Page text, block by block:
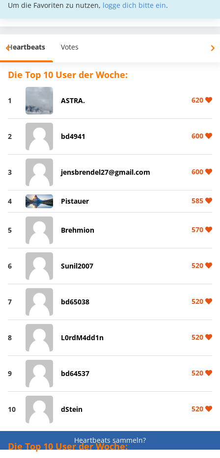
Um die Favoriten zu nutzen, logge dich bitte ein.
Heartbeats Votes
Die Top 10 User der Woche:
1 ASTRA. 620
2 bd4941 600
3 jensbrendel27@gmail.com 600
4 Pistauer 585
5 Brehmion 570
6 Sunil2007 520
7 bd65038 520
8 L0rdM4dd1n 520
9 bd64537 520
10 dStein 520
Heartbeats sammeln?
Die Top 10 User der Woche: